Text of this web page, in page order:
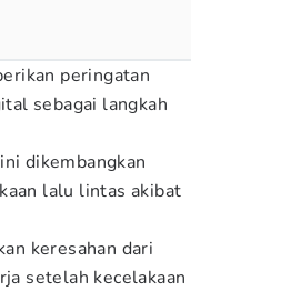
peringatan
sebagai langkah
dikembangkan
lalu lintas akibat
keresahan dari
setelah kecelakaan